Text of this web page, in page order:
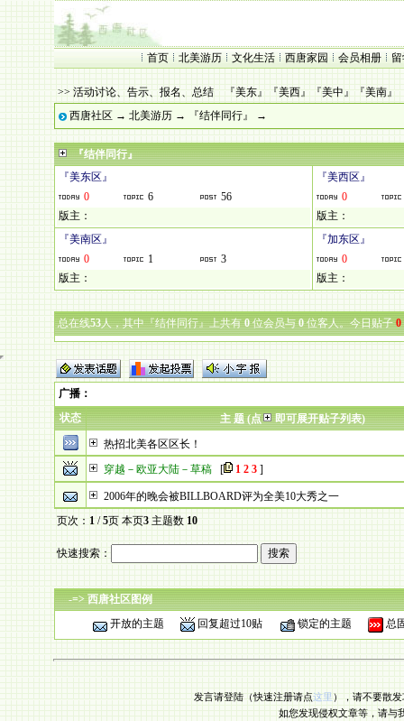
首页 北美游历 文化生活 西唐家园 会员相册
>> 活动讨论、告示、报名、总结 『美东』 『美西』 『美中』 『美南』
西唐社区 → 北美游历 → 『结伴同行』 →
『结伴同行』
『美东区』
0
6
56
版主：
『美西区』
0
版主：
『美南区』
0
1
3
版主：
『加东区』
0
版主：
总在线53人，其中『结伴同行』上共有0位会员与0位客人。今日贴子0
广播 ：
状态
主 题 (点
即可展开贴子列表)
热招北美各区区长！
穿越－欧亚大陆－草稿 [ 1 2 3 ]
2006年的晚会被BILLBOARD评为全美10大秀之一
页次： 1 /5页 本页3 主题数 10
快速搜索：
-=> 西唐社区图例
开放的主题
回复超过10贴 锁定的主题 总
发言请登陆（快速注册请点这里），请不要散
如您发现侵权文章等，请与